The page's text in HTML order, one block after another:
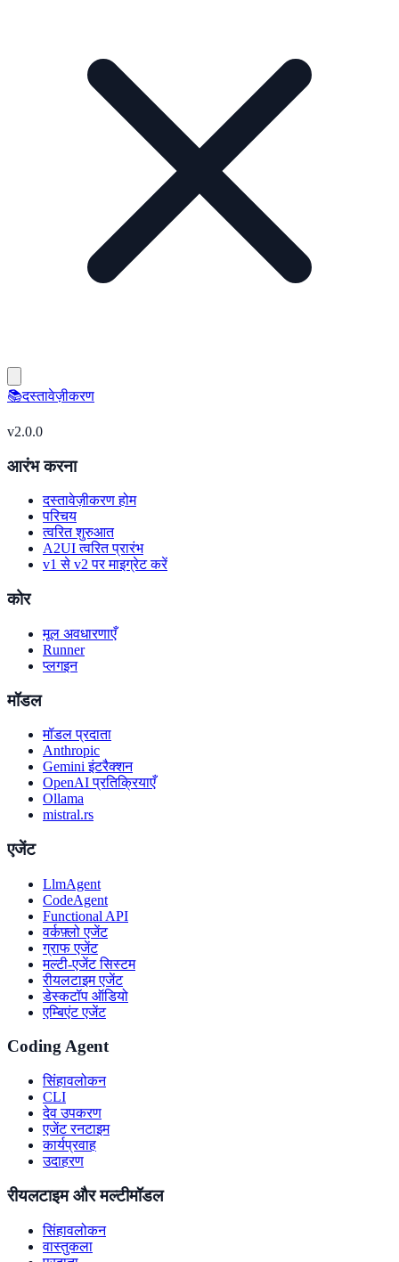
📚दस्तावेज़ीकरण
v2.0.0
आरंभ करना
दस्तावेज़ीकरण होम
परिचय
त्वरित शुरुआत
A2UI त्वरित प्रारंभ
v1 से v2 पर माइग्रेट करें
कोर
मूल अवधारणाएँ
Runner
प्लगइन
मॉडल
मॉडल प्रदाता
Anthropic
Gemini इंटरैक्शन
OpenAI प्रतिक्रियाएँ
Ollama
mistral.rs
एजेंट
LlmAgent
CodeAgent
Functional API
वर्कफ़्लो एजेंट
ग्राफ एजेंट
मल्टी-एजेंट सिस्टम
रीयलटाइम एजेंट
डेस्कटॉप ऑडियो
एम्बिएंट एजेंट
Coding Agent
सिंहावलोकन
CLI
देव उपकरण
एजेंट रनटाइम
कार्यप्रवाह
उदाहरण
रीयलटाइम और मल्टीमॉडल
सिंहावलोकन
वास्तुकला